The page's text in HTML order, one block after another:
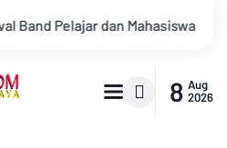
2026, Unjuk Kreativitas di
8 Aug
2026